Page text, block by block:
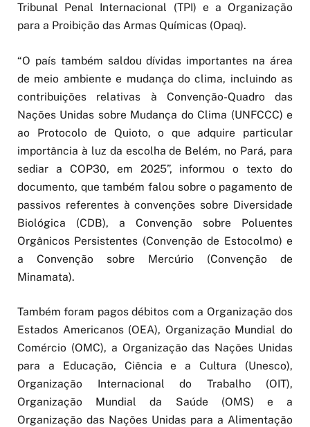
Tribunal Penal Internacional (TPI) e a Organização
para a Proibição das Armas Químicas (Opaq).
“O país também saldou dívidas importantes na área
de meio ambiente e mudança do clima, incluindo as
contribuições relativas à Convenção-Quadro das
Nações Unidas sobre Mudança do Clima (UNFCCC) e
ao Protocolo de Quioto, o que adquire particular
importância à luz da escolha de Belém, no Pará, para
sediar a COP30, em 2025”, informou o texto do
documento, que também falou sobre o pagamento de
passivos referentes à convenções sobre Diversidade
Biológica (CDB), a Convenção sobre Poluentes
Orgânicos Persistentes (Convenção de Estocolmo) e
a Convenção sobre Mercúrio (Convenção de
Minamata).
Também foram pagos débitos com a Organização dos
Estados Americanos (OEA), Organização Mundial do
Comércio (OMC), a Organização das Nações Unidas
para a Educação, Ciência e a Cultura (Unesco),
Organização Internacional do Trabalho (OIT),
Organização Mundial da Saúde (OMS) e a
Organização das Nações Unidas para a Alimentação